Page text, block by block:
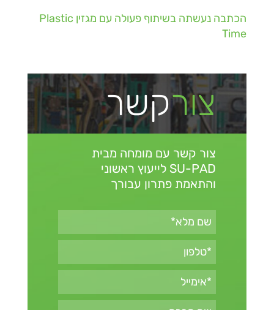
הכתבה נעשתה בשיתוף פעולה עם מגזין Plastic
Time
צורקשר
צור קשר עם מומחה מבית
SU-PAD לייעוץ ראשוני
והתאמת פתרון עבורך